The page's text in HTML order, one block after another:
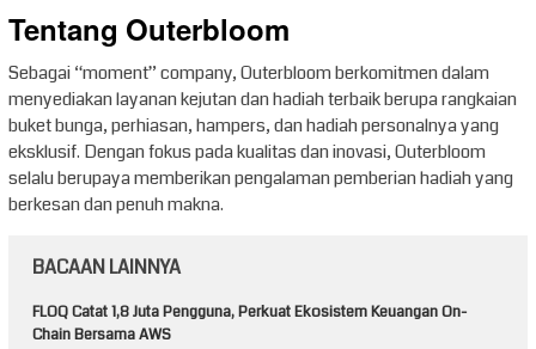
Tentang Outerbloom
Sebagai “moment” company, Outerbloom berkomitmen dalam
menyediakan layanan kejutan dan hadiah terbaik berupa rangkaian
buket bunga, perhiasan, hampers, dan hadiah personalnya yang
eksklusif. Dengan fokus pada kualitas dan inovasi, Outerbloom
selalu berupaya memberikan pengalaman pemberian hadiah yang
berkesan dan penuh makna.
BACAAN LAINNYA
FLOQ Catat 1,8 Juta Pengguna, Perkuat Ekosistem Keuangan On-
Chain Bersama AWS